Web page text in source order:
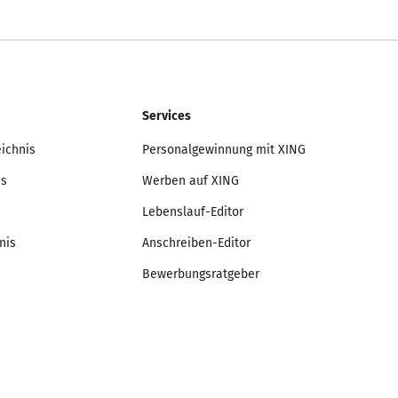
Services
Personalgewinnung mit XING
Werben auf XING
Lebenslauf-Editor
Anschreiben-Editor
Bewerbungsratgeber